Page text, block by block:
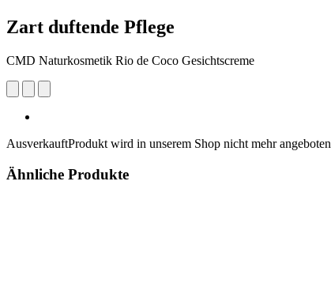
Zart duftende Pflege
CMD Naturkosmetik Rio de Coco Gesichtscreme
AusverkauftProdukt wird in unserem Shop nicht mehr angeboten
Ähnliche Produkte